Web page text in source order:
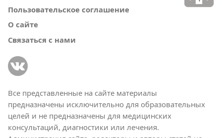
Пользовательское соглашение
О сайте
Связаться с нами
Все представленные на сайте материалы
предназначены исключительно для образовательных
целей и не предназначены для медицинских
консультаций, диагностики или лечения.